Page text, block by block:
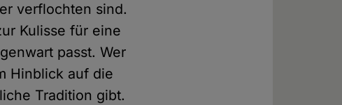
verflochten sind.
Kulisse für eine
passt. Wer
Hinblick auf die
Tradition gibt.